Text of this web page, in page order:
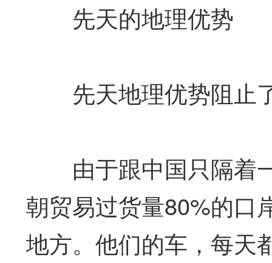
先天的地理优势
先天地理优势阻止
由于跟中国只隔着
朝贸易过货量80%的口
地方。他们的车，每天